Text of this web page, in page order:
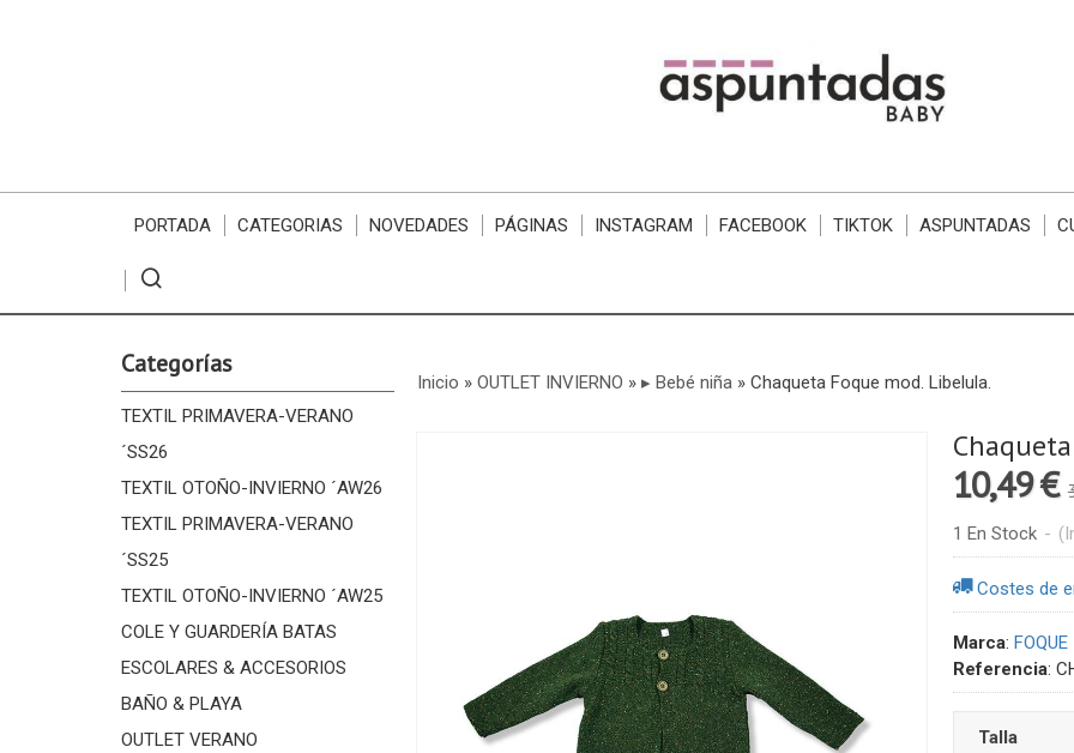
PORTADA CATEGORIAS NOVEDADES PÁGINAS INSTAGRAM FACEBOOK TIKTOK ASPUNTADAS
Categorías
TEXTIL PRIMAVERA-VERANO
´SS26
TEXTIL OTOÑO-INVIERNO ´AW26
TEXTIL PRIMAVERA-VERANO
´SS25
TEXTIL OTOÑO-INVIERNO ´AW25
COLE Y GUARDERÍA BATAS
ESCOLARES & ACCESORIOS
BAÑO & PLAYA
OUTLET VERANO
Inicio » OUTLET INVIERNO » ▸ Bebé niña» Chaqueta Foque mod. Libelula.
10,49 €
1 En Stock -
Costes de
Marca: FOQUE
Referencia:
Talla